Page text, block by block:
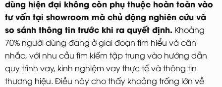
dùng hiện đại không còn phụ thuộc hoàn toàn vào
tư vấn tại showroom mà chủ động nghiên cứu và
so sánh thông tin trước khi ra quyết định. Khoảng
70% người dùng đang ở giai đoạn tìm hiểu và cân
nhắc, với nhu cầu tìm kiếm tập trung vào hướng dẫn
quy trình vay, kinh nghiệm vay thực tế và thông tin
thương hiệu. Điều này cho thấy khoảng trống lớn về